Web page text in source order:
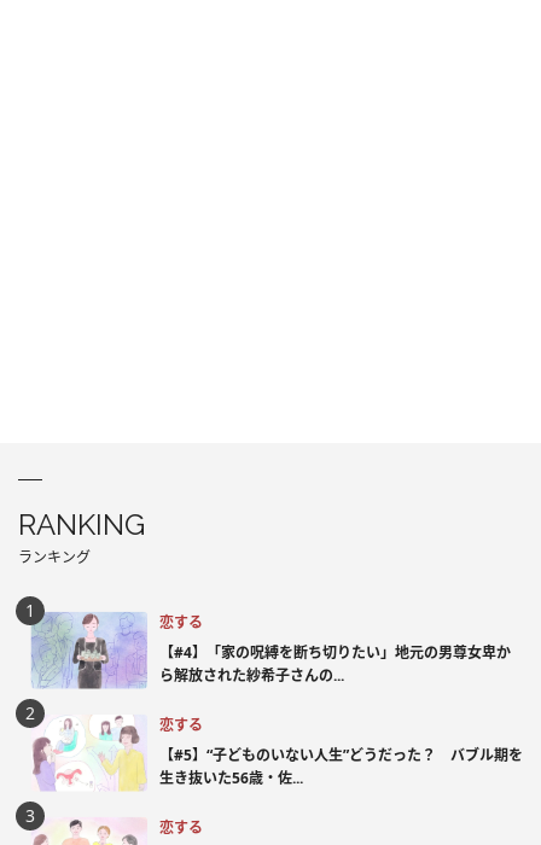
RANKING
ランキング
恋する
【#4】「家の呪縛を断ち切りたい」地元の男尊女卑か
ら解放された紗希子さんの...
恋する
【#5】“子どものいない人生”どうだった？ バブル期を
生き抜いた56歳・佐...
恋する